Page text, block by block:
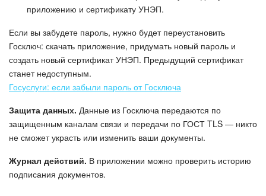
CRM
Онлайн-запись
КЭДО
Подпись
Маркетинг
приложению и сертификату УНЭП.
Если вы забудете пароль, нужно будет переустановить
Госключ: скачать приложение, придумать новый пароль и
создать новый сертификат УНЭП. Предыдущий сертификат
станет недоступным.
Госуслуги: если забыли пароль от Госключа
Защита данных. Данные из Госключа передаются по
защищенным каналам связи и передачи по ГОСТ TLS — никто
не сможет украсть или изменить ваши документы.
Журнал действий. В приложении можно проверить историю
подписания документов.